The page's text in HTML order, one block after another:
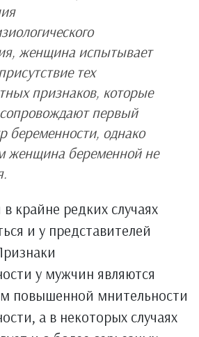
женщина испытывает
тех
признаков, которые
первый
беременности, однако
женщина беременной не
крайне редких случаях
и у представителей
у мужчин являются
повышенной мнительности
а в некоторых случаях